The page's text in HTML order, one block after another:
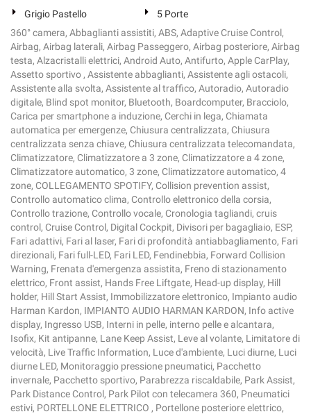
Grigio Pastello
5 Porte
360° camera, Abbaglianti assistiti, ABS, Adaptive Cruise Control,
Airbag, Airbag laterali, Airbag Passeggero, Airbag posteriore, Airbag
testa, Alzacristalli elettrici, Android Auto, Antifurto, Apple CarPlay,
Assetto sportivo , Assistente abbaglianti, Assistente agli ostacoli,
Assistente alla svolta, Assistente al traffico, Autoradio, Autoradio
digitale, Blind spot monitor, Bluetooth, Boardcomputer, Bracciolo,
Carica per smartphone a induzione, Cerchi in lega, Chiamata
automatica per emergenze, Chiusura centralizzata, Chiusura
centralizzata senza chiave, Chiusura centralizzata telecomandata,
Climatizzatore, Climatizzatore a 3 zone, Climatizzatore a 4 zone,
Climatizzatore automatico, 3 zone, Climatizzatore automatico, 4
zone, COLLEGAMENTO SPOTIFY, Collision prevention assist,
Controllo automatico clima, Controllo elettronico della corsia,
Controllo trazione, Controllo vocale, Cronologia tagliandi, cruis
control, Cruise Control, Digital Cockpit, Divisori per bagagliaio, ESP,
Fari adattivi, Fari al laser, Fari di profondità antiabbagliamento, Fari
direzionali, Fari full-LED, Fari LED, Fendinebbia, Forward Collision
Warning, Frenata d'emergenza assistita, Freno di stazionamento
elettrico, Front assist, Hands Free Liftgate, Head-up display, Hill
holder, Hill Start Assist, Immobilizzatore elettronico, Impianto audio
Harman Kardon, IMPIANTO AUDIO HARMAN KARDON, Info active
display, Ingresso USB, Interni in pelle, interno pelle e alcantara,
Isofix, Kit antipanne, Lane Keep Assist, Leve al volante, Limitatore di
velocità, Live Traffic Information, Luce d'ambiente, Luci diurne, Luci
diurne LED, Monitoraggio pressione pneumatici, Pacchetto
invernale, Pacchetto sportivo, Parabrezza riscaldabile, Park Assist,
Park Distance Control, Park Pilot con telecamera 360, Pneumatici
estivi, PORTELLONE ELETTRICO , Portellone posteriore elettrico,